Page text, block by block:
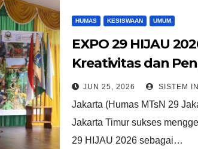
HUMAS KESISWAAN UMUM
EXPO 29 HIJAU
Kreativitas dan
Peserta Didik
JUN 25, 2026 SISTEM
Jakarta (Humas MTsN 29
Jakarta Timur sukses
29 HIJAU 2026 sebagai…